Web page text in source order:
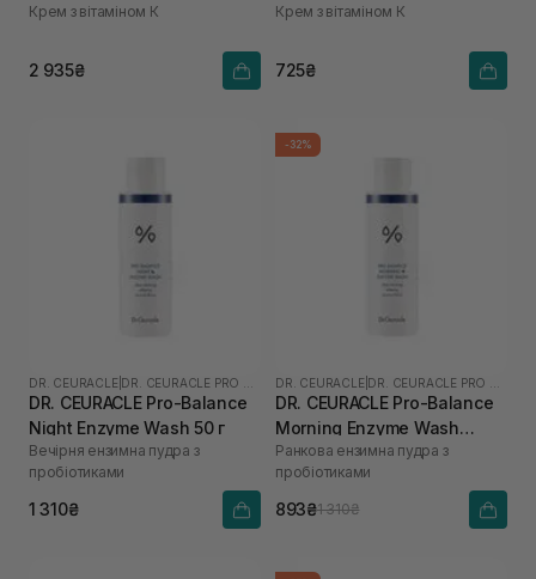
Крем з вітаміном К
2 935₴
Крем з вітаміном К
725₴
DR. CEURACLE
DR. CEURACLE Pro-Balance
Night Enzyme Wash 50 г
Вечірня ензимна пудра з
пробіотиками
1 310₴
-32%
DR. CEURACLE
DR. CEURACLE Pro-Balance
Morning Enzyme Wash
(термін до 01.27р.) 50 г
Ранкова ензимна пудра з
пробіотиками
893₴1 310₴